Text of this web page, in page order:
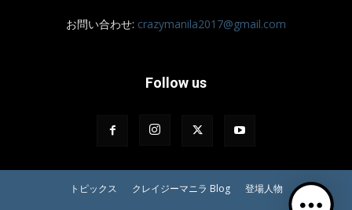
お問い合わせ: crazymanila2017@gmail.com
Follow us
トピックス クレイジーマニラ Blog 登場人物